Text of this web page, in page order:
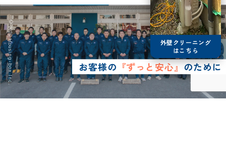
お客様の 『ずっと安心』のために
© 2026 Housing-box Inc.
外壁クリーニング
はこちら